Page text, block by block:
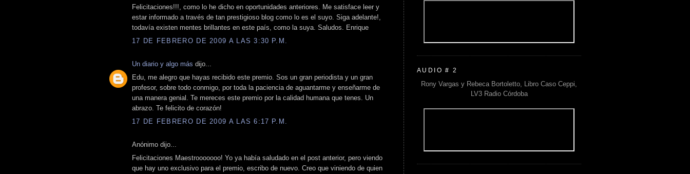
Felicitaciones!!!, como lo he dicho en oportunidades anteriores. Me satisface leer y
estar informado a través de tan prestigioso blog como lo es el suyo. Siga adelante!,
todavía existen mentes brillantes en este país, como la suya. Saludos. Enrique
17 DE FEBRERO DE 2009 A LAS 3:30 P.M.
Un diario y algo más dijo...
Edu, me alegro que hayas recibido este premio. Sos un gran periodista y un gran
profesor, sobre todo conmigo, por toda la paciencia de aguantarme y enseñarme de
una manera genial. Te mereces este premio por la calidad humana que tenes. Un
abrazo. Te felicito de corazón!
17 DE FEBRERO DE 2009 A LAS 6:17 P.M.
Anónimo dijo...
Felicitaciones Maestrooooooo! Yo ya había saludado en el post anterior, pero viendo
que hay uno exclusivo para el premio, escribo de nuevo. Creo que viniendo de quien
AUDIO # 2
Rony Vargas y Rebeca Bortoletto, Libro Caso Ceppi,
LV3 Radio Córdoba